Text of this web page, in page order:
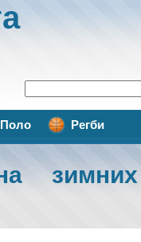
Поло Регби
зимних